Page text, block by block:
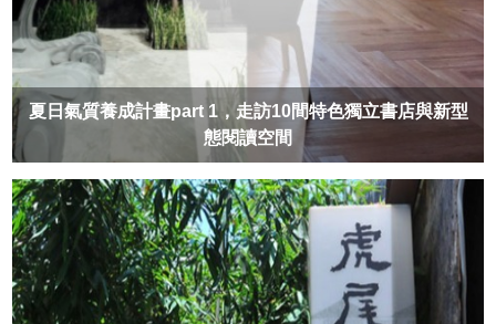
夏日氣質養成計畫part 1，走訪10間特色獨立書店與新型
態閱讀空間